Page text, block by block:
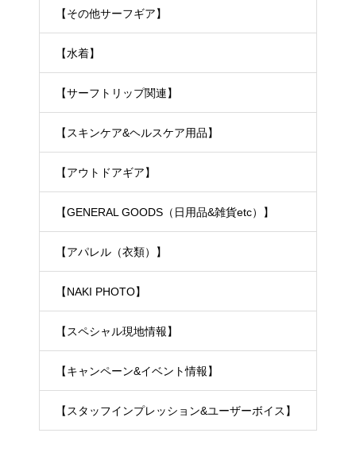
【その他サーフギア】
【水着】
【サーフトリップ関連】
【スキンケア&ヘルスケア用品】
【アウトドアギア】
【GENERAL GOODS（日用品&雑貨etc）】
【アパレル（衣類）】
【NAKI PHOTO】
【スペシャル現地情報】
【キャンペーン&イベント情報】
【スタッフインプレッション&ユーザーボイス】